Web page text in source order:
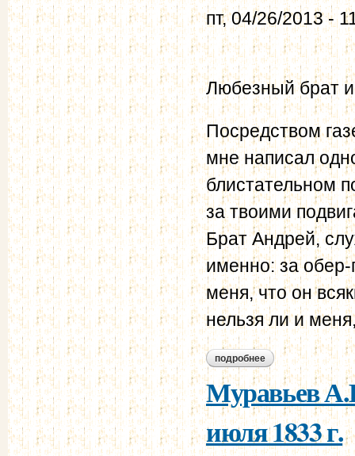
пт, 04/26/2013 -
Любезный брат
Посредством
мне написал
блистательном
за твоими
Брат Андрей,
именно: за
меня, что он
нельзя ли и
подробнее о муравьев а.н. -
Муравьев
июля 1833 г.